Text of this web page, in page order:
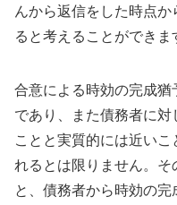
んから返信をした時点
ると考えることができま
合意による時効の完成
であり、また債務者に
ことと実質的には近いこ
れるとは限りません。
と、債務者から時効の